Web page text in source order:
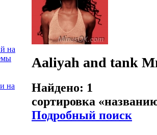
на
на
Aaliyah and tank
Найдено: 1
сортировка «
Подробный поиск